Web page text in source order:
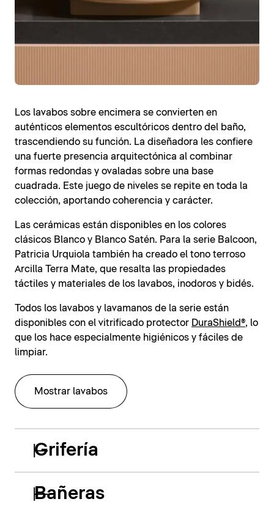
Los lavabos sobre encimera se convierten en
auténticos elementos escultóricos dentro del baño,
trascendiendo su función. La diseñadora les confiere
una fuerte presencia arquitectónica al combinar
formas redondas y ovaladas sobre una base
cuadrada. Este juego de niveles se repite en toda la
colección, aportando coherencia y carácter.
Las cerámicas están disponibles en los colores
clásicos Blanco y Blanco Satén. Para la serie Balcoon,
Patricia Urquiola también ha creado el tono terroso
Arcilla Terra Mate, que resalta las propiedades
táctiles y materiales de los lavabos, inodoros y bidés.
Todos los lavabos y lavamanos de la serie están
disponibles con el vitrificado protector DuraShield®, lo
que los hace especialmente higiénicos y fáciles de
limpiar.
Mostrar lavabos
Grifería
Bañeras